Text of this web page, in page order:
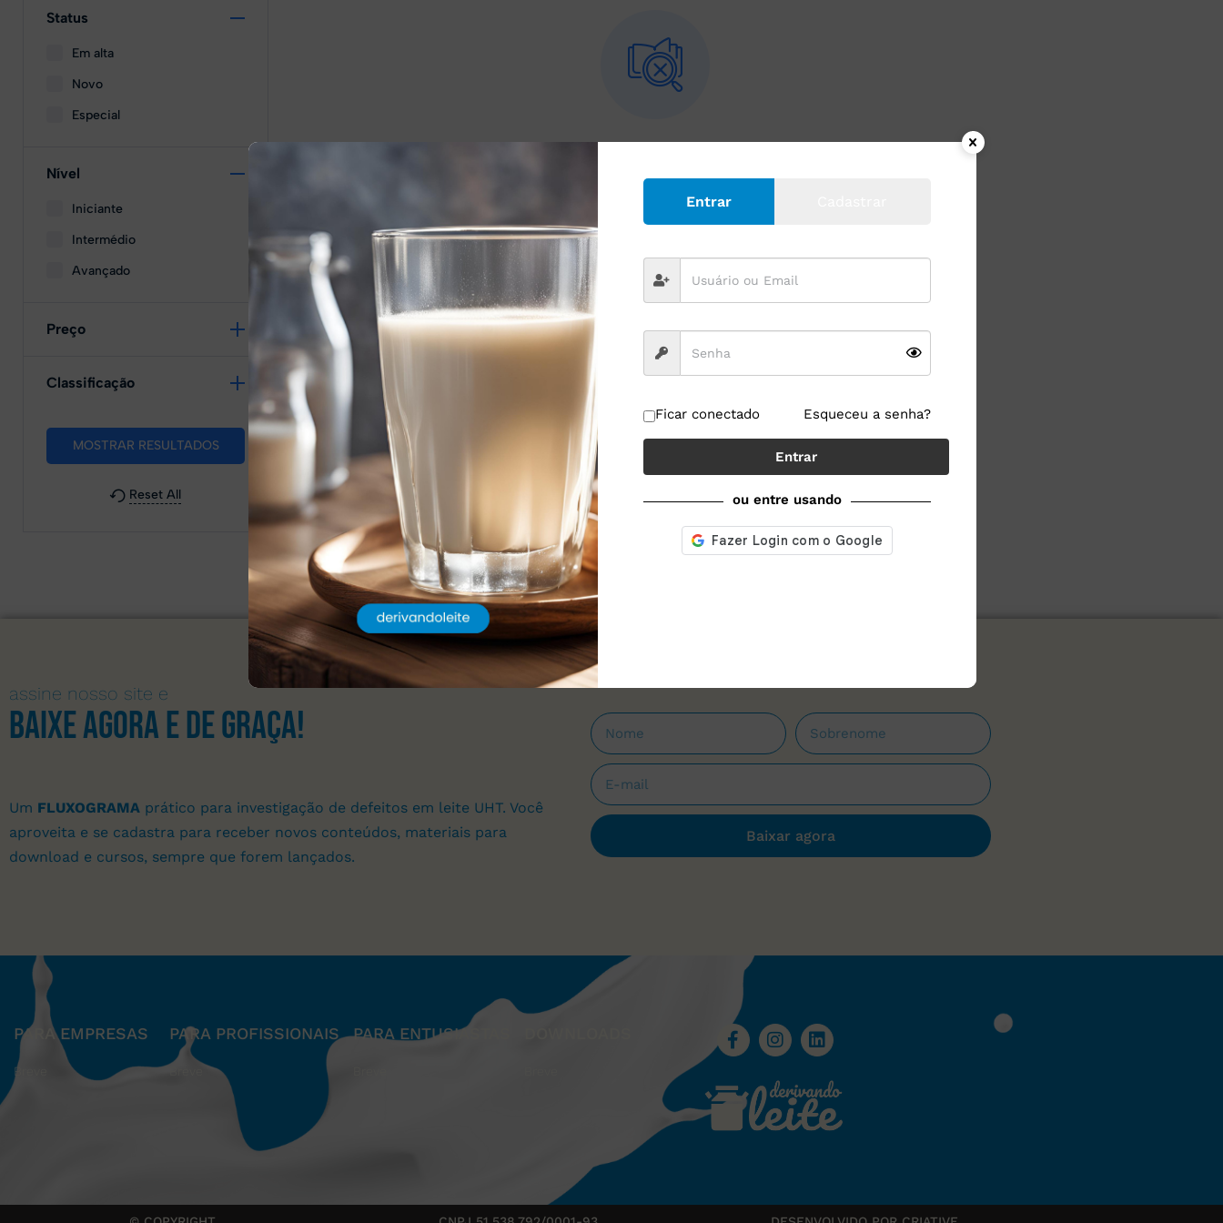
Status
Em alta
Novo
Especial
Nível
Iniciante
Intermédio
Avançado
Preço
Classificação
Reset All
Reset All
assine nosso site e
Baixe agora e de graça!
Um FLUXOGRAMA prático para investigação de defeitos em leite UHT. Você
aproveita e se cadastra para receber novos conteúdos, materiais para
download e cursos, sempre que forem lançados.
Baixar agora
PARA EMPRESAS
Breve
PARA PROFISSIONAIS PARA ENTUSIASTAS
Entrar
Ficar conectado Esqueceu a senha?
Entrar
ou entre usando